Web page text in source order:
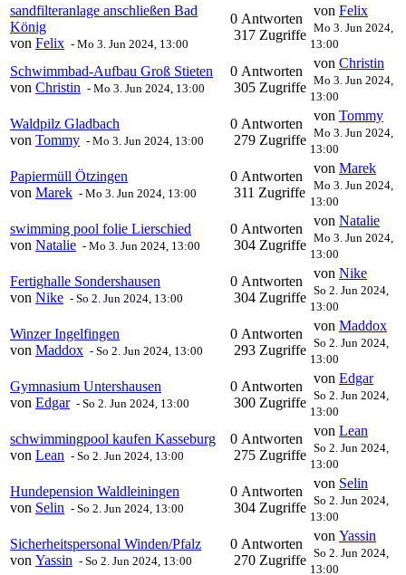
sandfilteranlage anschließen Bad
König
von Felix - Mo 3. Jun 2024, 13:00
0 Antworten
317 Zugriffe
von Felix
Mo 3. Jun 2024,
13:00
Schwimmbad-Aufbau Groß Stieten
von Christin - Mo 3. Jun 2024, 13:00
0 Antworten
305 Zugriffe
von Christin
Mo 3. Jun 2024,
13:00
Waldpilz Gladbach
von Tommy - Mo 3. Jun 2024, 13:00
0 Antworten
279 Zugriffe
von Tommy
Mo 3. Jun 2024,
13:00
Papiermüll Ötzingen
von Marek - Mo 3. Jun 2024, 13:00
0 Antworten
311 Zugriffe
von Marek
Mo 3. Jun 2024,
13:00
swimming pool folie Lierschied
von Natalie - Mo 3. Jun 2024, 13:00
0 Antworten
304 Zugriffe
von Natalie
Mo 3. Jun 2024,
13:00
Fertighalle Sondershausen
von Nike - So 2. Jun 2024, 13:00
0 Antworten
304 Zugriffe
von Nike
So 2. Jun 2024,
13:00
Winzer Ingelfingen
von Maddox - So 2. Jun 2024, 13:00
0 Antworten
293 Zugriffe
von Maddox
So 2. Jun 2024,
13:00
Gymnasium Untershausen
von Edgar - So 2. Jun 2024, 13:00
0 Antworten
300 Zugriffe
von Edgar
So 2. Jun 2024,
13:00
schwimmingpool kaufen Kasseburg
von Lean - So 2. Jun 2024, 13:00
0 Antworten
275 Zugriffe
von Lean
So 2. Jun 2024,
13:00
Hundepension Waldleiningen
von Selin - So 2. Jun 2024, 13:00
0 Antworten
304 Zugriffe
von Selin
So 2. Jun 2024,
13:00
Sicherheitspersonal Winden/Pfalz
von Yassin - So 2. Jun 2024, 13:00
0 Antworten
270 Zugriffe
von Yassin
So 2. Jun 2024,
13:00